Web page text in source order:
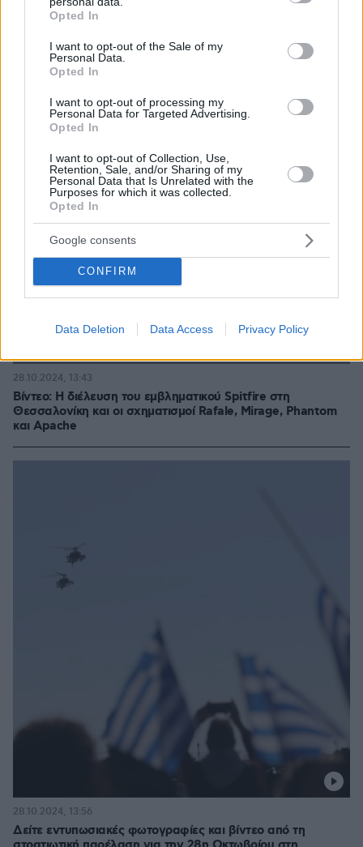
grant or deny consent to Google and its third-party tags to
use your data for below specified purposes in below Google
consent section.
Opted In
I want to opt-out of the Sale of my
Personal Data.
Opted In
I want to opt-out of processing my
Personal Data for Targeted Advertising.
Opted In
I want to opt-out of Collection, Use,
Retention, Sale, and/or Sharing of my
Personal Data that Is Unrelated with the
Purposes for which it was collected.
Opted In
Google consents
CONFIRM
Data Deletion Data Access Privacy Policy
Σχετικά Άρθρα
Βίντεο: Η διέλευση του εμβληματικού Spitfire στη
Θεσσαλονίκη και οι σχηματισμοί Rafale, Mirage, Phantom
και Apache
28.10.2024, 13:43
Δείτε εντυπωσιακές φωτογραφίες και βίντεο από τη
28.10.2024, 13:56